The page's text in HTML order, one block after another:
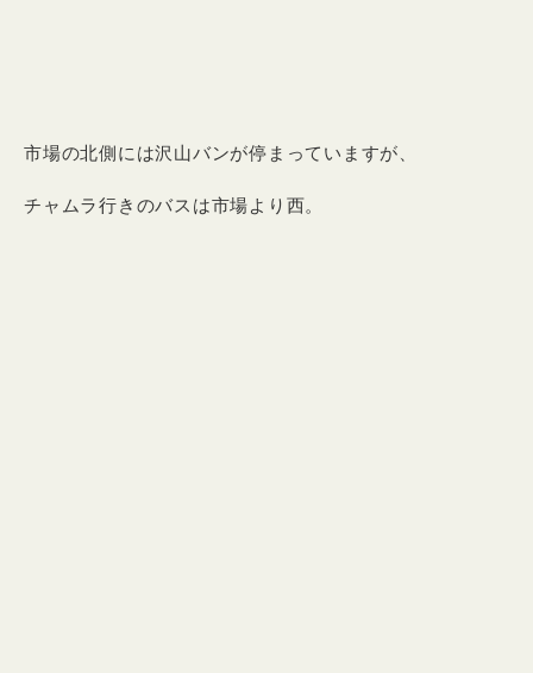
市場の北側には沢山バンが停まっていますが、
チャムラ行きのバスは市場より西。